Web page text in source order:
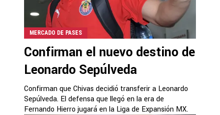
MERCADO DE PASES
Confirman el nuevo destino de
Leonardo Sepúlveda
Confirman que Chivas decidió transferir a Leonardo
Sepúlveda. El defensa que llegó en la era de
Fernando Hierro jugará en la Liga de Expansión MX.